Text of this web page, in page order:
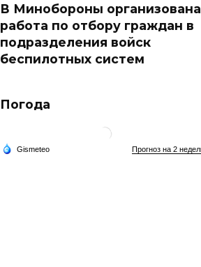
В Минобороны организована
работа по отбору граждан в
подразделения войск
беспилотных систем
Погода